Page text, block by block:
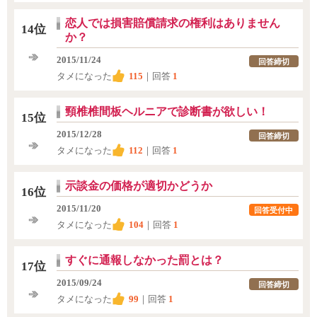
14位
恋人では損害賠償請求の権利はありません
か？
2015/11/24
タメになった
115 ｜回答 1
回答締切
15位 頸椎椎間板ヘルニアで診断書が欲しい！
2015/12/28
タメになった
112 ｜回答 1
回答締切
16位 示談金の価格が適切かどうか
2015/11/20
タメになった
104 ｜回答 1
回答受付中
17位 すぐに通報しなかった罰とは？
2015/09/24
タメになった
99 ｜回答 1
回答締切